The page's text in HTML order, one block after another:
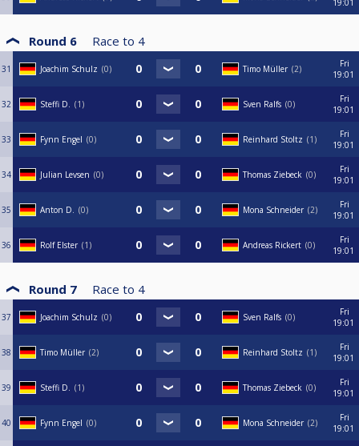
19:01
Round 6 Race to 4
31 Joachim Schulz 0 Timo Müller 2
Fri
19:01
32 Steffi D. 1 Sven Ralfs 0
Fri
19:01
33 Fynn Engel 0 Reinhard Stoltz 1
Fri
19:01
34 Julian Levsen 0 Thomas Ziebeck 0
Fri
19:01
35 Anton D. 0 Mona Schneider 2
Fri
19:01
36 Rolf Elster 1 Andreas Rickert 0
Fri
19:01
Round 7 Race to 4
37 Joachim Schulz 0 Sven Ralfs 0
Fri
19:01
38 Timo Müller 2 Reinhard Stoltz 1
Fri
19:01
39 Steffi D. 1 Thomas Ziebeck 0
Fri
19:01
40 Fynn Engel 0 Mona Schneider 2
Fri
19:01